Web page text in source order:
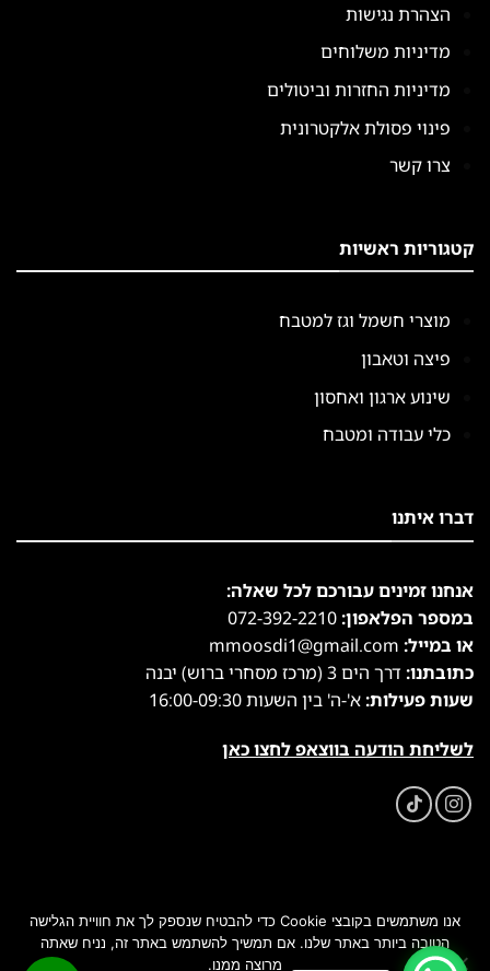
הצהרת נגישות
מדיניות משלוחים
מדיניות החזרות וביטולים
פינוי פסולת אלקטרונית
צרו קשר
קטגוריות ראשיות
מוצרי חשמל וגז למטבח
פיצה וטאבון
שינוע ארגון ואחסון
כלי עבודה ומטבח
דברו איתנו
אנחנו זמינים עבורכם לכל שאלה:
במספר הפלאפון:072-392-2210
או במייל: mmoosdi1@gmail.com
כתובתנו: דרך הים 3 (מרכז מסחרי ברוש) יבנה
שעות פעילות:א'-ה' בין השעות 16:00-09:30
לשליחת הודעה בווצאפ לחצו כאן
אנו משתמשים בקובצי Cookie כדי להבטיח שנספק לך את חוויית הגלישה
הטובה ביותר באתר שלנו. אם תמשיך להשתמש באתר זה, נניח שאתה
מרוצה ממנו.